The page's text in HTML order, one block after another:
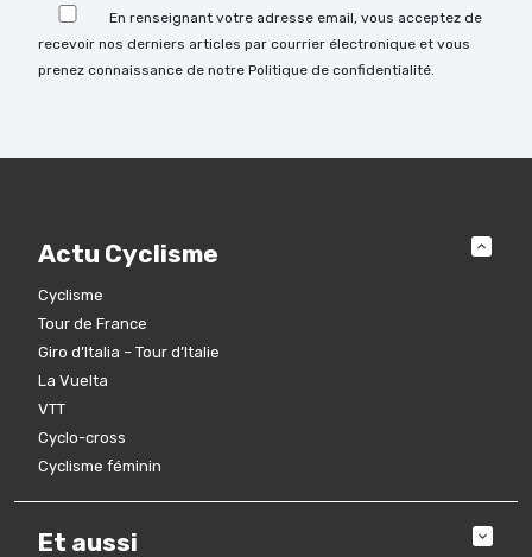
En renseignant votre adresse email, vous acceptez de
recevoir nos derniers articles par courrier électronique et vous
prenez connaissance de notre Politique de confidentialité.
Actu Cyclisme
Cyclisme
Tour de France
Giro d’Italia – Tour d’Italie
La Vuelta
VTT
Cyclo-cross
Cyclisme féminin
Et aussi